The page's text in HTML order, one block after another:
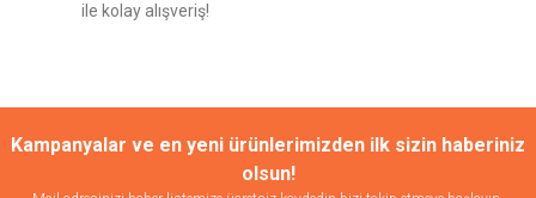
ile kolay alışveriş!
Kampanyalar ve en yeni ürünlerimizden ilk sizin haberiniz
olsun!